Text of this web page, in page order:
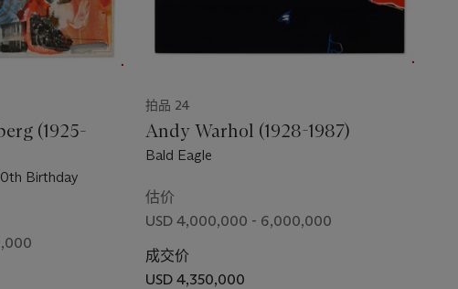
(1925-
Birthday
拍品 24
Andy Warhol (1928-1987)
Bald Eagle
估价
USD 4,000,000 - 6,000,000
成交价
USD 4,350,000